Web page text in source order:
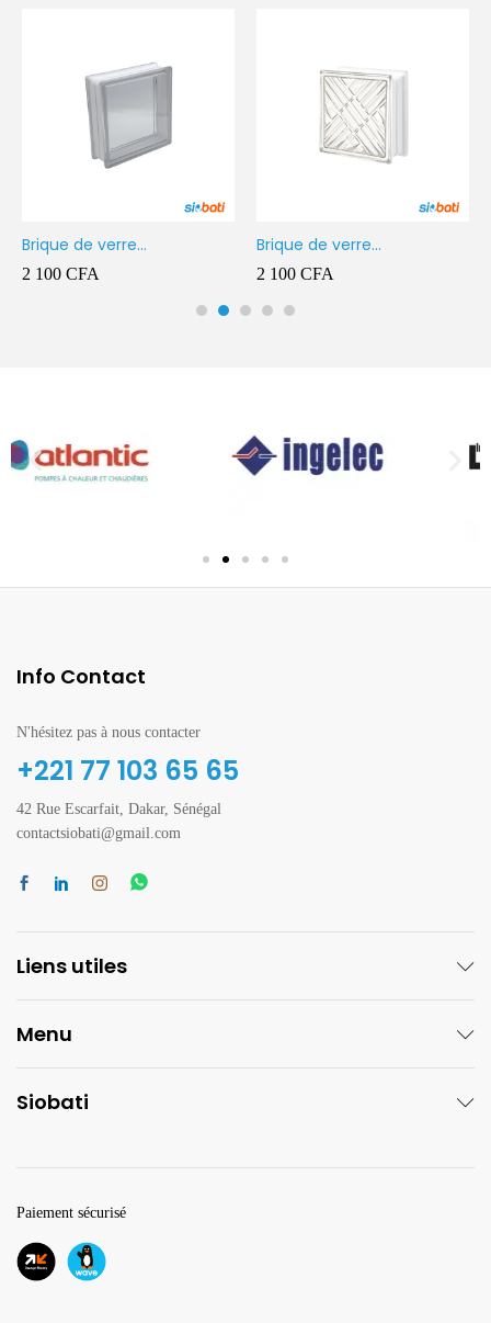
Brique de verre
190X190X80MM Transparent
2 100 CFA
Brique de verre
190X190X80MM CROSS
2 100 CFA
Info Contact
N'hésitez pas à nous contacter
+221 77 103 65 65
42 Rue Escarfait, Dakar, Sénégal
contactsiobati@gmail.com
Liens utiles
Menu
Siobati
Paiement sécurisé